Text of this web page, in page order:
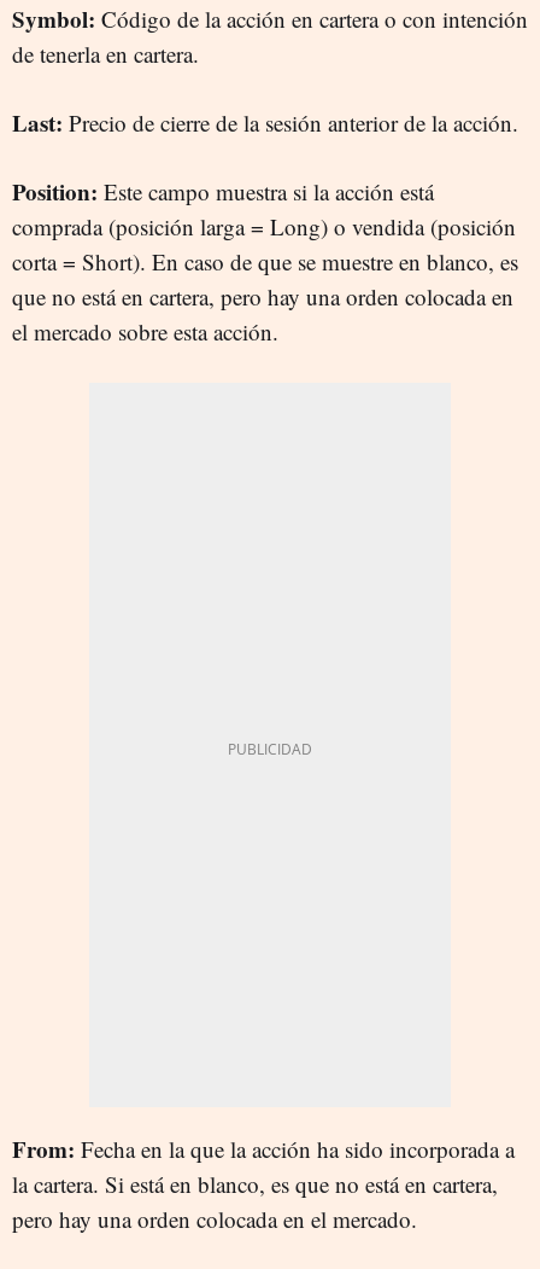
Symbol: Código de la acción en cartera o con intención
de tenerla en cartera.
Last: Precio de cierre de la sesión anterior de la acción.
Position: Este campo muestra si la acción está
comprada (posición larga = Long) o vendida (posición
corta = Short). En caso de que se muestre en blanco, es
que no está en cartera, pero hay una orden colocada en
el mercado sobre esta acción.
From: Fecha en la que la acción ha sido incorporada a
la cartera. Si está en blanco, es que no está en cartera,
pero hay una orden colocada en el mercado.